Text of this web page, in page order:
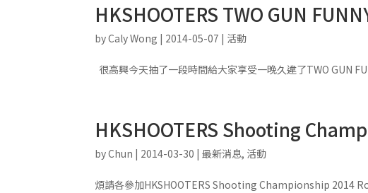
HKSHOOTERS TWO GUN
byCaly Wong | 2014-05-07 | 活動
很高興今天抽了一段時間給大家享受一晚久違了TWO GUN
HKSHOOTERS Shooting
byChun | 2014-03-30 |最新消息, 活動
煩請各參加HKSHOOTERS Shooting Championship 2014